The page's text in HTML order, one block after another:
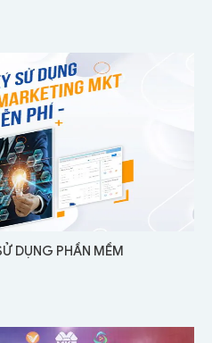
DỤNG PHẦN MỀM